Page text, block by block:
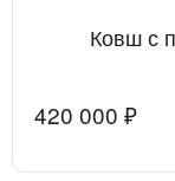
Ковш с
420 000 ₽